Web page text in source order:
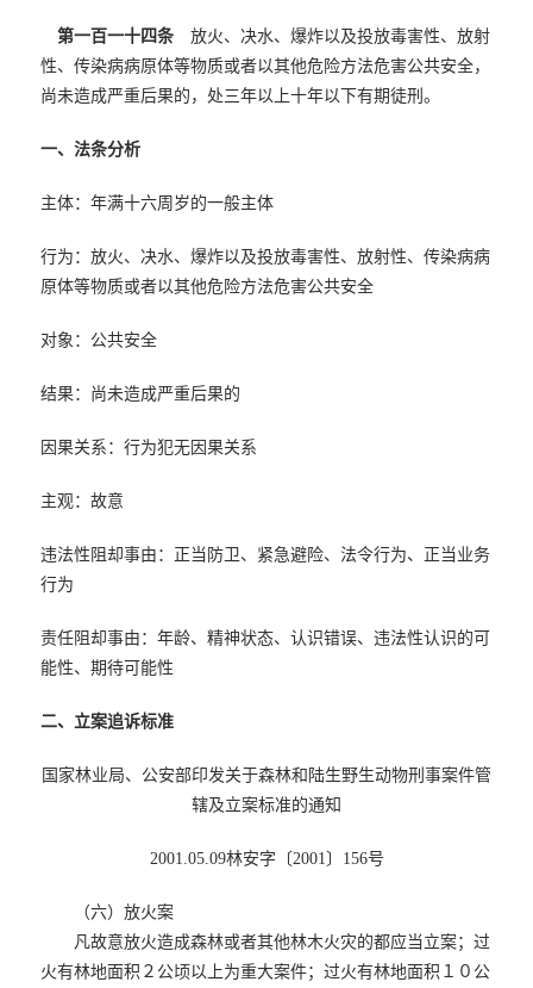
C
h
a
u
b
a
o
n
e
k
e
c
e
b
s
t
o
h
o
a
t
s
p
y
L
第一百一十四条 放火、决水、爆炸以及投放毒害性、放射
性、传染病病原体等物质或者以其他危险方法危害公共安全，
尚未造成严重后果的，处三年以上十年以下有期徒刑。
一、法条分析
主体：年满十六周岁的一般主体
行为：放火、决水、爆炸以及投放毒害性、放射性、传染病病
原体等物质或者以其他危险方法危害公共安全
对象：公共安全
结果：尚未造成严重后果的
因果关系：行为犯无因果关系
主观：故意
违法性阻却事由：正当防卫、紧急避险、法令行为、正当业务
行为
责任阻却事由：年龄、精神状态、认识错误、违法性认识的可
能性、期待可能性
二、立案追诉标准
国家林业局、公安部印发关于森林和陆生野生动物刑事案件管
辖及立案标准的通知
2001.05.09林安字〔2001〕156号
（六）放火案
凡故意放火造成森林或者其他林木火灾的都应当立案；过
火有林地面积２公顷以上为重大案件；过火有林地面积１０公